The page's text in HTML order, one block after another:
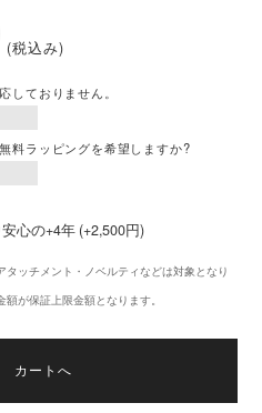
(税込み)
しておりません。
料ラッピングを希望しますか?
安心の+4年 (+2,500円)
ッチメント・ノベルティなどは対象となり
が保証上限金額となります。
カートへ